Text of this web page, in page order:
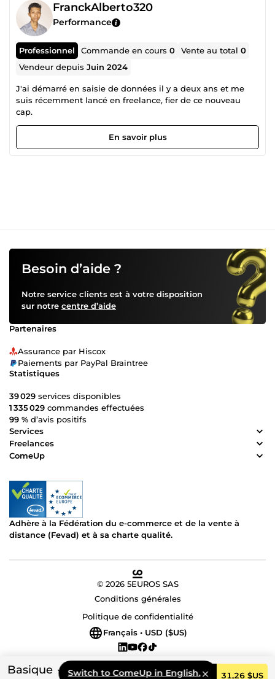
Basique Commander 31,26 $US
FranckAlberto320
Performance
Professionnel Commande en cours0 Vente au total0
Vendeur depuisJuin 2024
J'ai démarré en saisie de données il y a deux ans et me
suis récemment lancé en freelance, fier de ce nouveau
cap.
En savoir plus
Switch to ComeUp in English.
Besoin d’aide ?
Notre service clients est à votre disposition
sur notre centre d’aide
Partenaires
Assurance par Hiscox
Paiements par PayPal Braintree
Statistiques
39 029 services disponibles
1 335 029 commandes effectuées
99 % d’avis positifs
Services
Freelances
ComeUp
Adhère à la Fédération du e-commerce et de la vente à
distance (Fevad) et à sa charte qualité.
© 2026 5EUROS SAS
Conditions générales
Politique de confidentialité
Français • USD ($US)